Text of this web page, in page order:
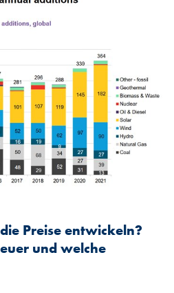
Preise entwickeln?
und welche